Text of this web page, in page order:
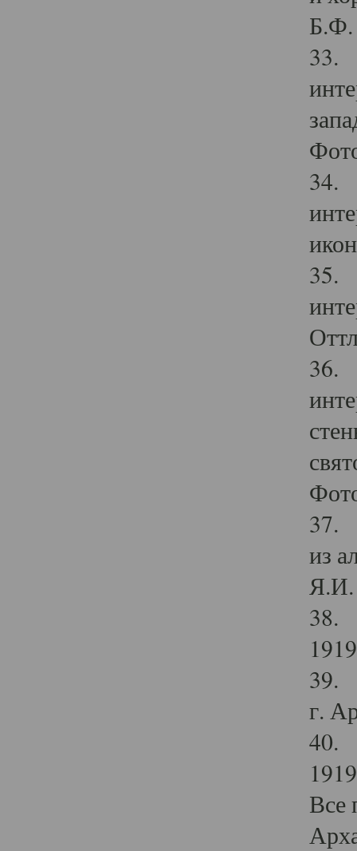
Б.Ф.
33.
34.
35.
36.
37.
из
Я.И.
38.
39.
г.
40.
Все